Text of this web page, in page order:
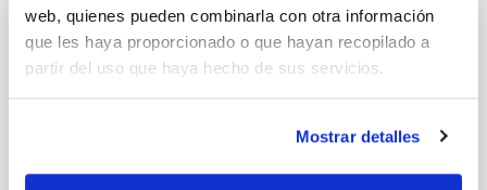
web, quienes pueden combinarla con otra información
que les haya proporcionado o que hayan recopilado a
partir del uso que haya hecho de sus servicios.
Mostrar detalles